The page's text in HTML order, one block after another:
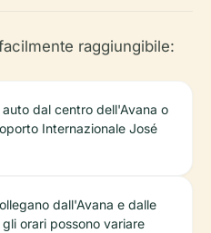
raggiungibile:
dal centro dell'Avana o
Internazionale José
dall'Avana e dalle
orari possono variare